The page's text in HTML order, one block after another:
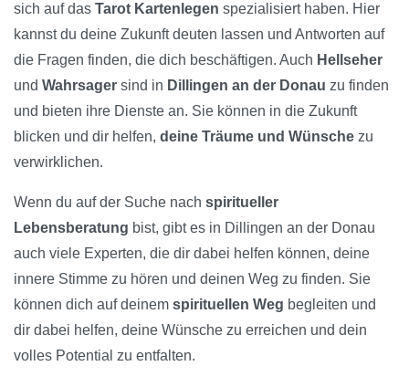
sich auf das Tarot Kartenlegen spezialisiert haben. Hier
kannst du deine Zukunft deuten lassen und Antworten auf
die Fragen finden, die dich beschäftigen. Auch Hellseher
und Wahrsager sind in Dillingen an der Donau zu finden
und bieten ihre Dienste an. Sie können in die Zukunft
blicken und dir helfen, deine Träume und Wünsche zu
verwirklichen.
Wenn du auf der Suche nach spiritueller
Lebensberatung bist, gibt es in Dillingen an der Donau
auch viele Experten, die dir dabei helfen können, deine
innere Stimme zu hören und deinen Weg zu finden. Sie
können dich auf deinem spirituellen Weg begleiten und
dir dabei helfen, deine Wünsche zu erreichen und dein
volles Potential zu entfalten.